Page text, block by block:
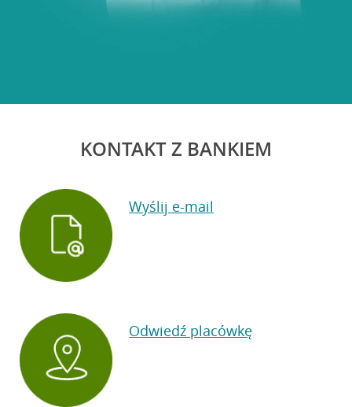
KONTAKT Z BANKIEM
Wyślij e-mail
Odwiedź placówkę